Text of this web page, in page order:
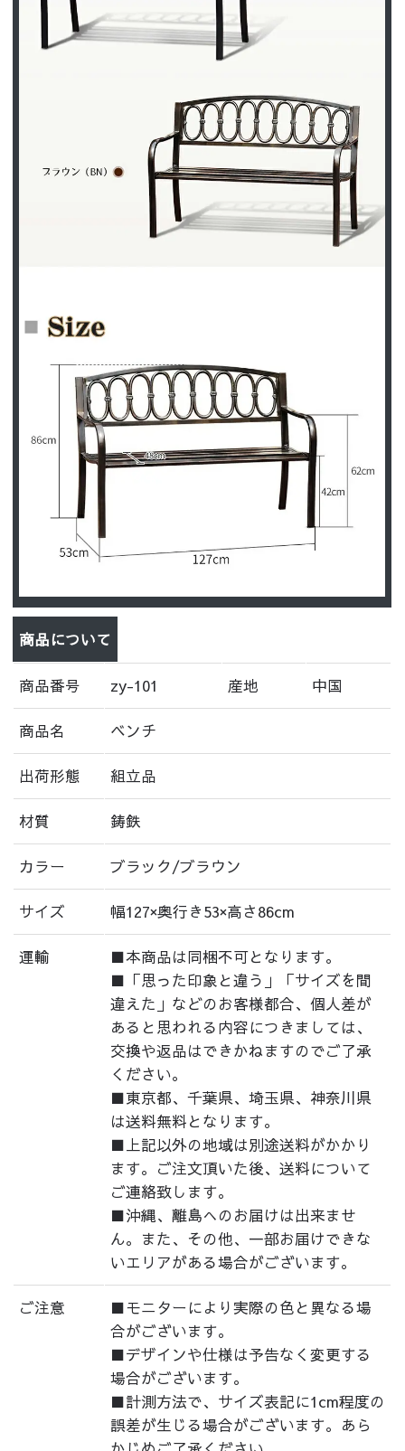
商品について
商品番号 zy-101 産地 中国
商品名 ベンチ
出荷形態 組立品
材質 鋳鉄
カラー ブラック/ブラウン
サイズ 幅127×奥行き53×高さ86cm
運輸
■本商品は同梱不可となります。
■「思った印象と違う」「サイズを間
違えた」などのお客様都合、個人差が
あると思われる内容につきましては、
交換や返品はできかねますのでご了承
ください。
■東京都、千葉県、埼玉県、神奈川県
は送料無料となります。
■上記以外の地域は別途送料がかかり
ます。ご注文頂いた後、送料について
ご連絡致します。
■沖縄、離島へのお届けは出来ませ
ん。また、その他、一部お届けできな
いエリアがある場合がございます。
ご注意
■モニターにより実際の色と異なる場
合がございます。
■デザインや仕様は予告なく変更する
場合がございます。
■計測方法で、サイズ表記に1cm程度の
誤差が生じる場合がございます。あら